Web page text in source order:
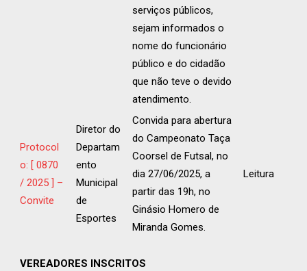
serviços públicos,
sejam informados o
nome do funcionário
público e do cidadão
que não teve o devido
atendimento.
Protocol
o: [ 0870
/ 2025 ] –
Convite
Diretor do
Departam
ento
Municipal
de
Esportes
Convida para abertura
do Campeonato Taça
Coorsel de Futsal, no
dia 27/06/2025, a
partir das 19h, no
Ginásio Homero de
Miranda Gomes.
Leitura
VEREADORES INSCRITOS